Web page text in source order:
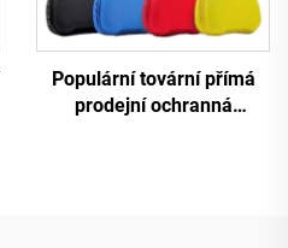
Populární tovární přímá
prodejní ochranná